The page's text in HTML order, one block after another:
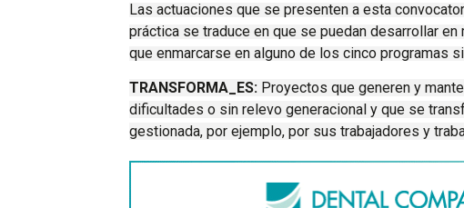
Las actuaciones que se presenten a esta
práctica se traduce en que se puedan desarrollar
que enmarcarse en alguno de los cinco programas
TRANSFORMA_ES: Proyectos que generen y
dificultades o sin relevo generacional y que se
gestionada, por ejemplo, por sus trabajadores y